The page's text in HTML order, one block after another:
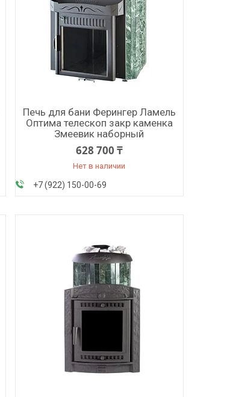
Печь для бани Ферингер Ламель
Оптима телескоп закр каменка
Змеевик наборный
628 700 ₸
Нет в наличии
+7 (922) 150-00-69